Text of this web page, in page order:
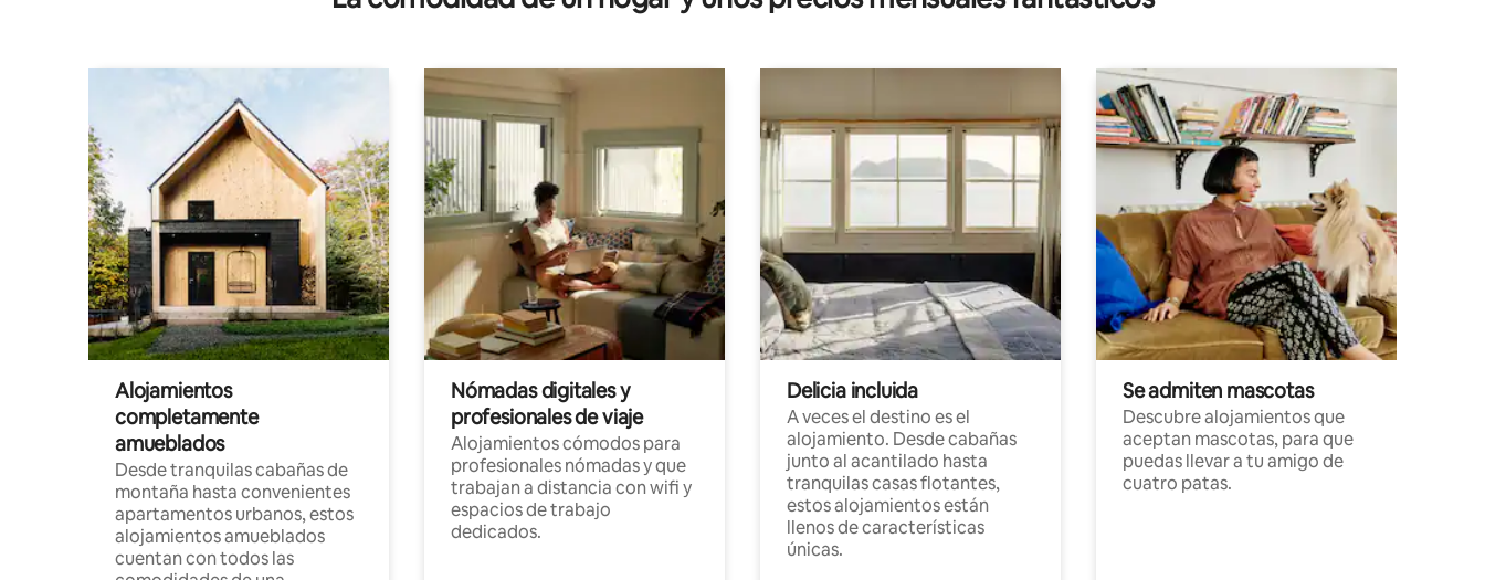
Alojamientos
completamente
amueblados
Desde tranquilas cabañas de
montaña hasta convenientes
apartamentos urbanos, estos
alojamientos amueblados
cuentan con todos las
Nómadas digitales y
profesionales de viaje
Alojamientos cómodos para
profesionales nómadas y que
trabajan a distancia con wifi y
espacios de trabajo
dedicados.
Delicia incluida
A veces el destino es el
alojamiento. Desde cabañas
junto al acantilado hasta
tranquilas casas flotantes,
estos alojamientos están
llenos de características
únicas.
Se admiten mascotas
Descubre alojamientos que
aceptan mascotas, para que
puedas llevar a tu amigo de
cuatro patas.